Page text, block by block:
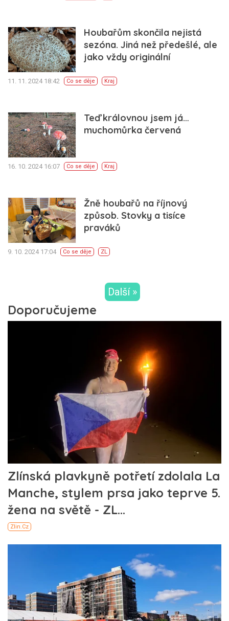
Houbařům skončila nejistá
sezóna. Jiná než předešlé, ale
jako vždy originální
11. 11. 2024 18:42 Co se děje Kraj
Teď královnou jsem já…
muchomůrka červená
16. 10. 2024 16:07 Co se děje Kraj
Žně houbařů na říjnový
způsob. Stovky a tisíce
praváků
9. 10. 2024 17:04 Co se děje ZL
Další »